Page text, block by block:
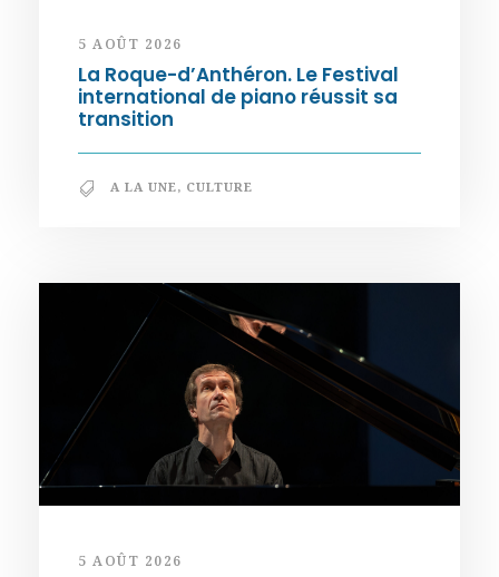
5 AOÛT 2026
La Roque-d’Anthéron. Le Festival
international de piano réussit sa
transition
A LA UNE, CULTURE
5 AOÛT 2026